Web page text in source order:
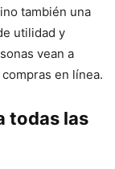
también una
utilidad y
vean a
en línea.
todas las